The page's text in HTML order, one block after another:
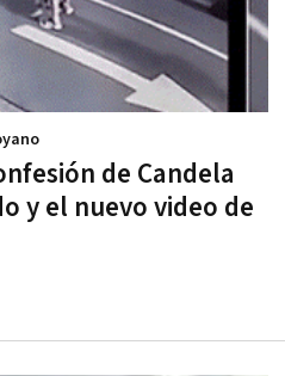
de Candela
y el nuevo video de